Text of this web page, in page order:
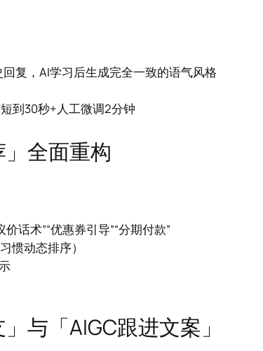
复，AI学习后生成完全一致的语气风格
到30秒+人工微调2分钟
全面重构
话术”“优惠券引导”“分期付款”
惯动态排序）
与「AIGC跟进文案」